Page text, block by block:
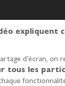
expliquent
d’écran, on
tous les